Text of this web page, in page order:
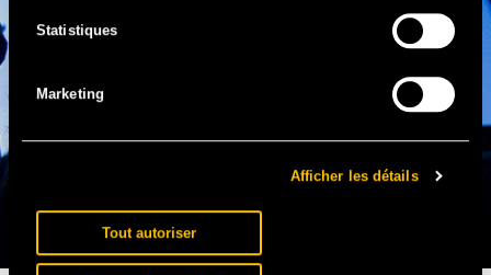
Statistiques
Marketing
Afficher les détails
Tout autoriser